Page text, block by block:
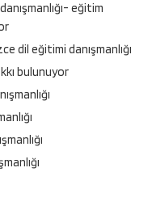
eğitim
dil eğitimi danışmanlığı
bulunuyor